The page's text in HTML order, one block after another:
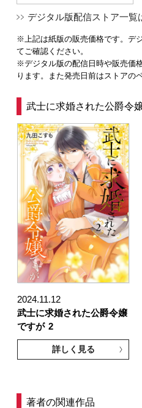
デジタル版配信ストア一覧
※上記は紙版の販売価格です。デ
てご確認ください。
※デジタル版の配信日時や販売価
ります。また発売日前はストアの
武士に求婚された公爵令
2024.11.12
武士に求婚された公爵令嬢
ですが 2
詳しく見る
著者の関連作品